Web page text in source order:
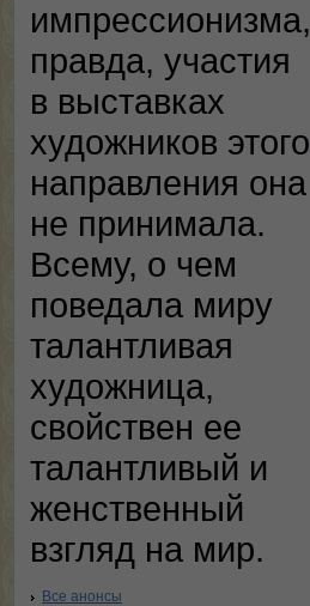
импрессионизма,
правда, участия
в выставках
художников этого
направления она
не принимала.
Всему, о чем
поведала миру
талантливая
художница,
свойствен ее
талантливый и
женственный
взгляд на мир.
Все анонсы